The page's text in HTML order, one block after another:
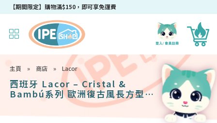
【期間限定】購物滿$150，即可享免運費
主頁 » 商店 » Lacor
西班牙 Lacor – Cristal &
Bambú系列 歐洲復古風長方型餐
盤 280x185mm